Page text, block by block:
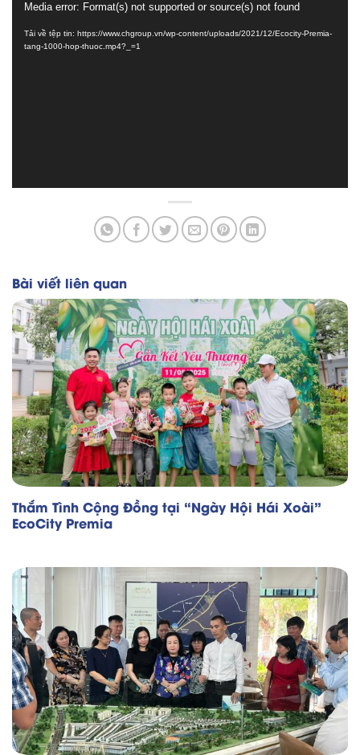
Trình
chơi
Video
Media error: Format(s) not supported or source(s) not found
Tải về tệp tin: https://www.chgroup.vn/wp-content/uploads/2021/12/Ecocity-Premia-
tang-1000-hop-thuoc.mp4?_=1
Bài viết liên quan
Thắm Tình Cộng Đồng tại “Ngày Hội Hái Xoài”
EcoCity Premia